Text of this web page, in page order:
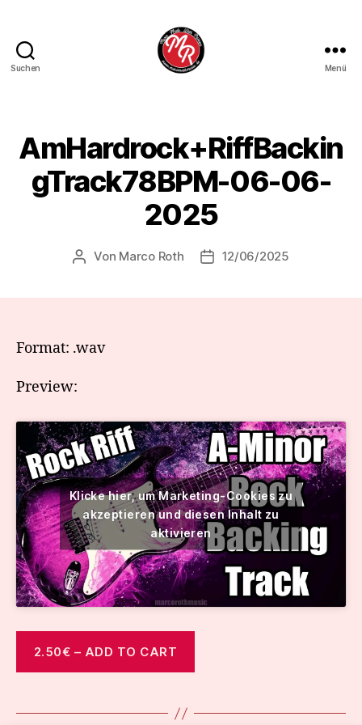
Suchen Menü
AmHardrock+RiffBackin
gTrack78BPM-06-06-
2025
Beitragsautor
Von Marco Roth Veröffentlichungsdatum
12/06/2025
Format: .wav
Preview:
Klicke hier, um Marketing-Cookies zu
akzeptieren und diesen Inhalt zu
aktivieren
2.50€ – ADD TO CART